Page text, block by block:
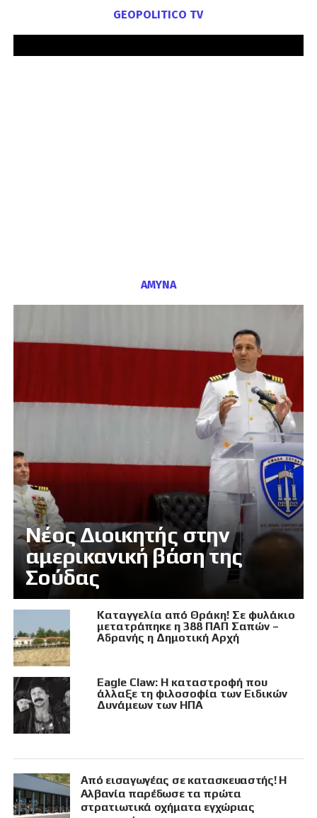
GEOPOLITICO TV
ΑΜΥΝΑ
Νέος Διοικητής στην
αμερικανική βάση της
Σούδας
Καταγγελία από Θράκη! Σε φυλάκιο
μετατράπηκε η 388 ΠΑΠ Σαπών –
Αδρανής η Δημοτική Αρχή
Eagle Claw: Η καταστροφή που
άλλαξε τη φιλοσοφία των Ειδικών
Δυνάμεων των ΗΠΑ
Από εισαγωγέας σε κατασκευαστής! Η
Αλβανία παρέδωσε τα πρώτα
στρατιωτικά οχήματα εγχώριας